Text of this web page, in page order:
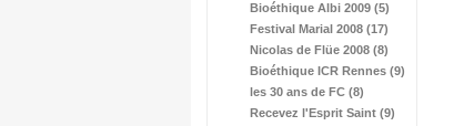
Bioéthique Albi 2009 (5)
Festival Marial 2008 (17)
Nicolas de Flüe 2008 (8)
Bioéthique ICR Rennes (9)
les 30 ans de FC (8)
Recevez l'Esprit Saint (9)